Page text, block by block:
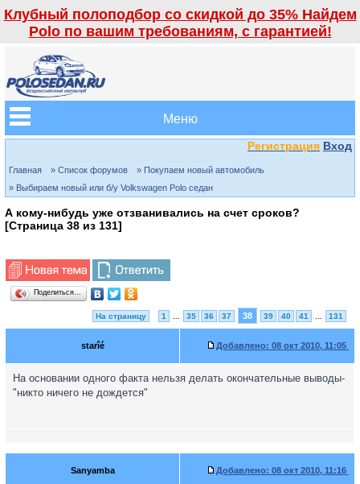
Клубный полоподбор со скидкой до 35% Найдем
Polo по вашим требованиям, с гарантией!
Меню
Регистрация Вход
Главная » Список форумов
» Покупаем новый автомобиль
» Выбираем новый или б/у Volkswagen Polo седан
А кому-нибудь уже отзванивались на счет сроков?
[Страница 38 из 131]
Поделиться…
На страницу 1 35 36 37 38 39 40 41 131
starîé Добавлено: 08 окт 2010, 11:05
На основании одного факта нельзя делать окончательные выводы-
"никто ничего не дождется"
Sanyаmba Добавлено: 08 окт 2010, 11:16